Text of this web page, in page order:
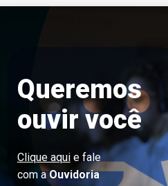
Queremos
ouvir você
Clique aquie fale
com aOuvidoria